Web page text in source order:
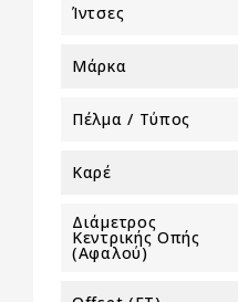
Ίντσες
Μάρκα
Πέλμα / Τύπος
Καρέ
Διάμετρος
Κεντρικής Οπής
(αφαλού)